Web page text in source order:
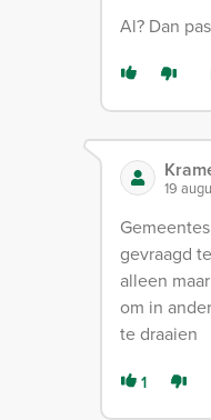
Al? Dan
19
gevraagd
alleen
om in
te draaien
1